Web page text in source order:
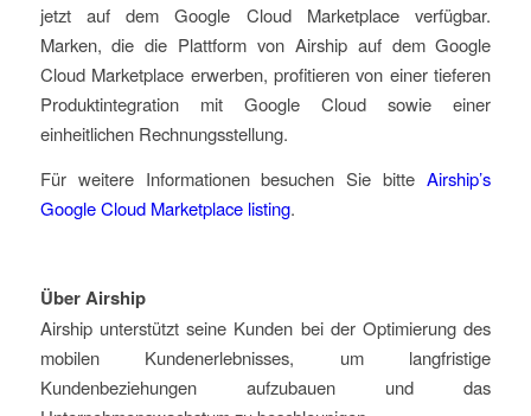
jetzt auf dem Google Cloud Marketplace verfügbar.
Marken, die die Plattform von Airship auf dem Google
Cloud Marketplace erwerben, profitieren von einer tieferen
Produktintegration mit Google Cloud sowie einer
einheitlichen Rechnungsstellung.
Für weitere Informationen besuchen Sie bitteAirship’s
Google Cloud Marketplace listing.
Über Airship
Airship unterstützt seine Kunden bei der Optimierung des
mobilen Kundenerlebnisses, um langfristige
Kundenbeziehungen aufzubauen und das